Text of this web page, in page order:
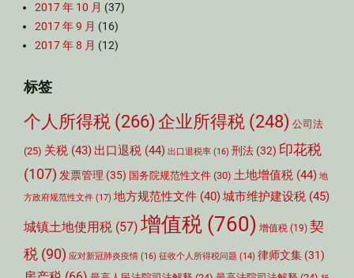
2017 年 10 月 (37)
2017 年 9 月 (16)
2017 年 8 月 (12)
标签
个人所得税 (266) 企业所得税 (248) 公司法
(25) 关税 (43) 出口退税 (44) 出口退税率 (16) 刑法 (32) 印花税
(107) 发票管理 (35) 国务院规范性文件 (30) 土地增值税 (44) 地
方政府规范性文件 (17) 地方规范性文件 (40)城市维护建设税 (45)
城镇土地使用税 (57) 增值税 (760) 增值税 (19) 契
税 (90) 应对新冠肺炎疫情 (16) 征收个人所得税问题 (14) 律师文集 (31)